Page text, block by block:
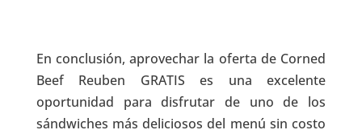
En conclusión, aprovechar la oferta de Corned
Beef Reuben GRATIS es una excelente
oportunidad para disfrutar de uno de los
sándwiches más deliciosos del menú sin costo